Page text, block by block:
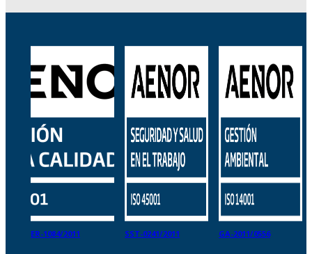
ER-1084/2011 SST-0241/2011 GA-2011/0556